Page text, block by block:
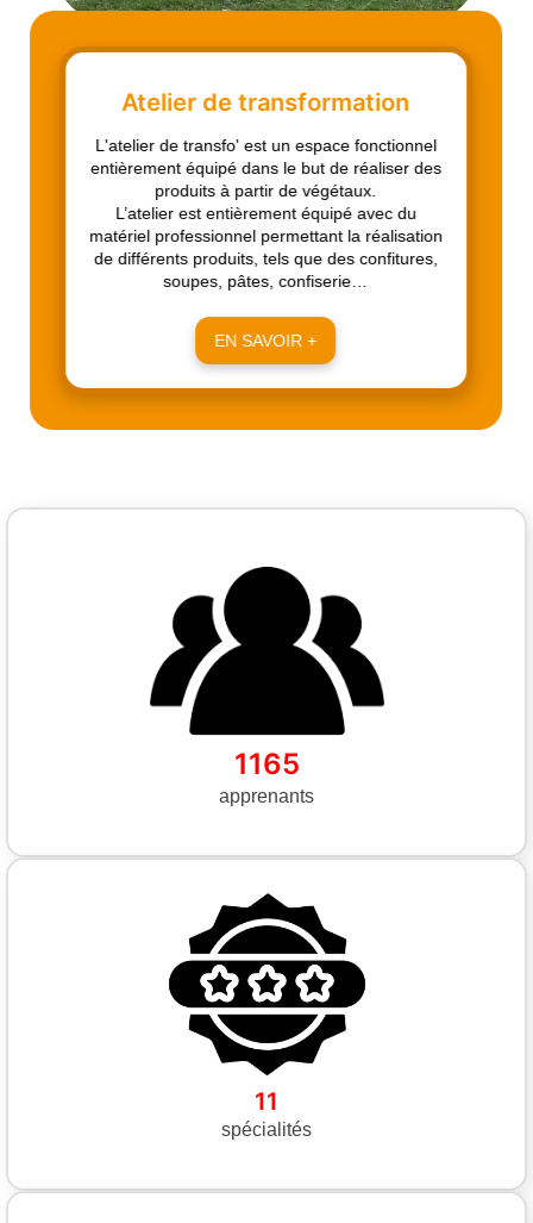
Atelier de transformation
L'atelier de transfo' est un espace fonctionnel
entièrement équipé dans le but de réaliser des
produits à partir de végétaux.
L’atelier est entièrement équipé avec du
matériel professionnel permettant la réalisation
de différents produits, tels que des confitures,
soupes, pâtes, confiserie…
EN SAVOIR +
1165
apprenants
11
spécialités